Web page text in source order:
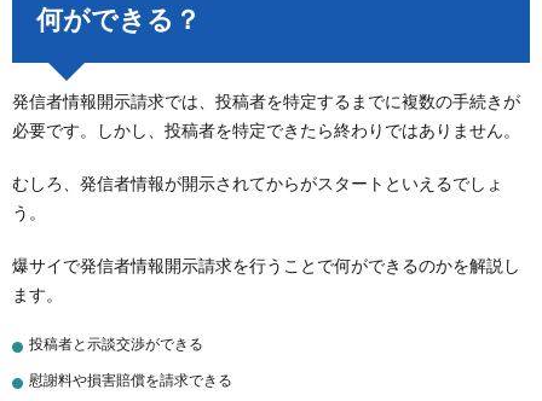
何ができる？
発信者情報開示請求では、投稿者を特定するまでに複数の手続きが
必要です。しかし、投稿者を特定できたら終わりではありません。
むしろ、発信者情報が開示されてからがスタートといえるでしょ
う。
爆サイで発信者情報開示請求を行うことで何ができるのかを解説し
ます。
投稿者と示談交渉ができる
慰謝料や損害賠償を請求できる